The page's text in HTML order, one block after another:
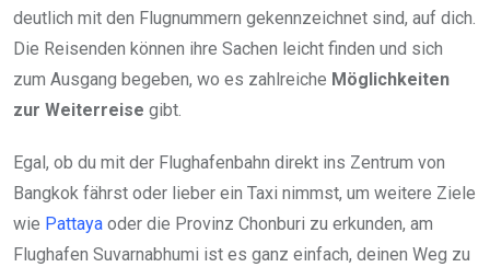
deutlich mit den Flugnummern gekennzeichnet sind, auf dich.
Die Reisenden können ihre Sachen leicht finden und sich
zum Ausgang begeben, wo es zahlreiche Möglichkeiten
zur Weiterreise gibt.
Egal, ob du mit der Flughafenbahn direkt ins Zentrum von
Bangkok fährst oder lieber ein Taxi nimmst, um weitere Ziele
wie Pattaya oder die Provinz Chonburi zu erkunden, am
Flughafen Suvarnabhumi ist es ganz einfach, deinen Weg zu